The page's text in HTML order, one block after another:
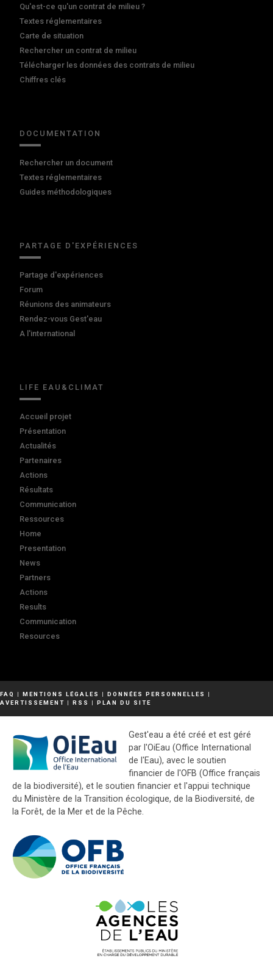
Qu'est-ce qu'un contrat de milieu ?
Textes réglementaires
Carte de situation
Rechercher un contrat de milieu
Télécharger les données des contrats de milieu
Chiffres clés
DOCUMENTATION
Rechercher un document
Textes réglementaires
Guides méthodologiques
PARTAGE D'EXPÉRIENCES
Partage d'expériences
Forum
Réunions des animateurs
Rendez-vous Gest'eau
A l'international
LIFE EAU&CLIMAT
Accueil projet
Présentation
Actualités
Partenaires
Actions
Résultats
Communication
Ressources
Home
Presentation
News
Partners
Actions
Results
Communication
Resources
FAQ | MENTIONS LÉGALES | DONNÉES PERSONNELLES
|
AVERTISSEMENT | RSS | PLAN DU SITE
Gest'eau a été créé et est géré
par l'OiEau (Office International
de l'Eau), avec le soutien
financier de l'OFB (Office français
de la biodiversité), et le soutien financier et l'appui technique
du Ministère de la Transition écologique, de la Biodiversité, de
la Forêt, de la Mer et de la Pêche.